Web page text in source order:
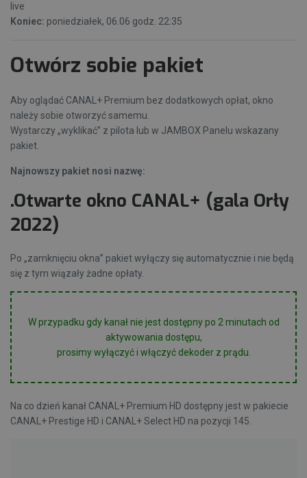
live
Koniec: poniedziałek, 06.06 godz. 22:35
Otwórz sobie pakiet
Aby oglądać CANAL+ Premium bez dodatkowych opłat, okno
należy sobie otworzyć samemu.
Wystarczy „wyklikać” z pilota lub w JAMBOX Panelu wskazany
pakiet.
Najnowszy pakiet nosi nazwę:
.Otwarte okno CANAL+ (gala Orły
2022)
Po „zamknięciu okna” pakiet wyłączy się automatycznie i nie będą
się z tym wiązały żadne opłaty.
W przypadku gdy kanał nie jest dostępny po 2 minutach od
aktywowania dostępu,
prosimy wyłączyć i włączyć dekoder z prądu.
Na co dzień kanał CANAL+ Premium HD dostępny jest w pakiecie
CANAL+ Prestige HD i CANAL+ Select HD na pozycji 145.